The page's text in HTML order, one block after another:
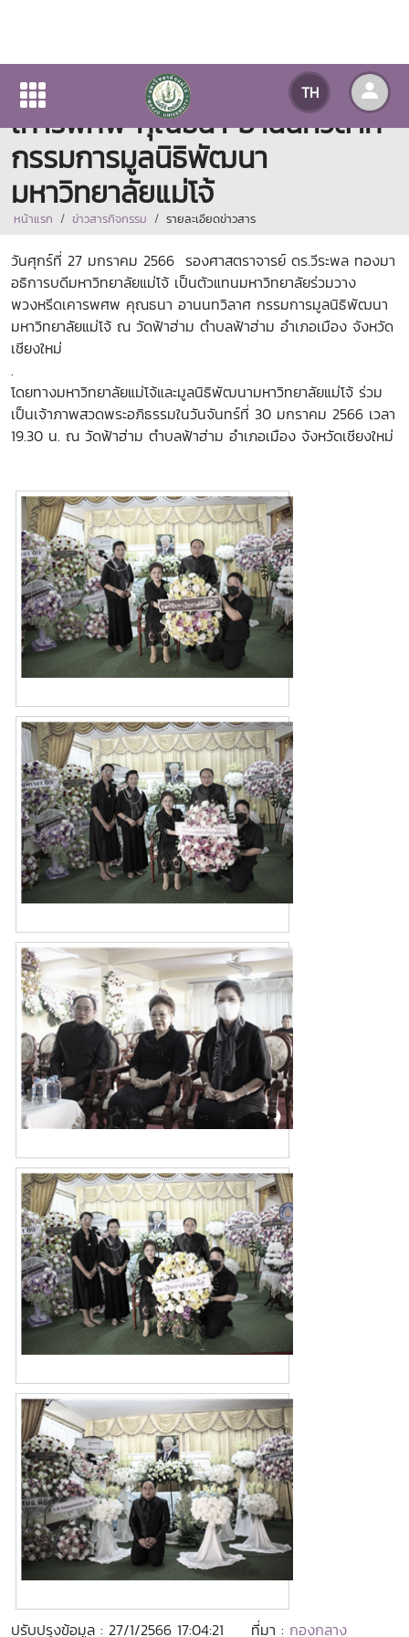
TH
มหาวิทยาลัยร่วมวางพวงหรีด
เคารพศพ คุณธนา อานนทวิลาศ
กรรมการมูลนิธิพัฒนา
มหาวิทยาลัยแม่โจ้
หน้าแรก ข่าวสารกิจกรรม รายละเอียดข่าวสาร
วันศุกร์ที่ 27 มกราคม 2566 รองศาสตราจารย์ ดร.วีระพล ทองมา
อธิการบดีมหาวิทยาลัยแม่โจ้ เป็นตัวแทนมหาวิทยาลัยร่วมวาง
พวงหรีดเคารพศพ คุณธนา อานนทวิลาศ กรรมการมูลนิธิพัฒนา
มหาวิทยาลัยแม่โจ้ ณ วัดฟ้าฮ่าม ตำบลฟ้าฮ่าม อำเภอเมือง จังหวัด
เชียงใหม่
.
โดยทางมหาวิทยาลัยแม่โจ้และมูลนิธิพัฒนามหาวิทยาลัยแม่โจ้ ร่วม
เป็นเจ้าภาพสวดพระอภิธรรมในวันจันทร์ที่ 30 มกราคม 2566 เวลา
19.30 น. ณ วัดฟ้าฮ่าม ตำบลฟ้าฮ่าม อำเภอเมือง จังหวัดเชียงใหม่
ปรับปรุงข้อมูล : 27/1/2566 17:04:21 ที่มา : กองกลาง